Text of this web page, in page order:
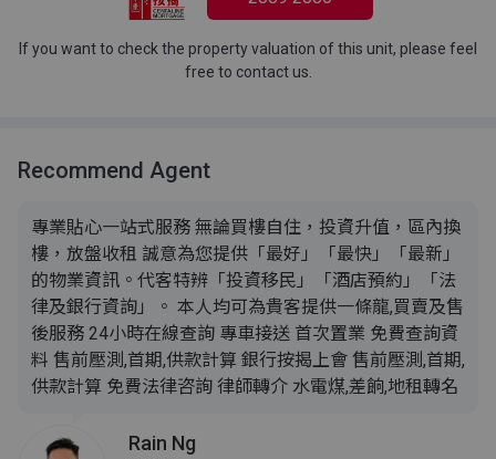
If you want to check the property valuation of this unit, please feel
free to contact us.
Recommend Agent
專業貼心一站式服務 無論買樓自住，投資升值，區內換
樓，放盤收租 誠意為您提供「最好」「最快」「最新」
的物業資訊。代客特辨「投資移民」「酒店預約」「法
律及銀行資詢」。 本人均可為貴客提供一條龍,買賣及售
後服務 24小時在線查詢 專車接送 首次置業 免費查詢資
料 售前壓測,首期,供款計算 銀行按揭上會 售前壓測,首期,
供款計算 免費法律咨詢 律師轉介 水電煤,差餉,地租轉名
Rain Ng